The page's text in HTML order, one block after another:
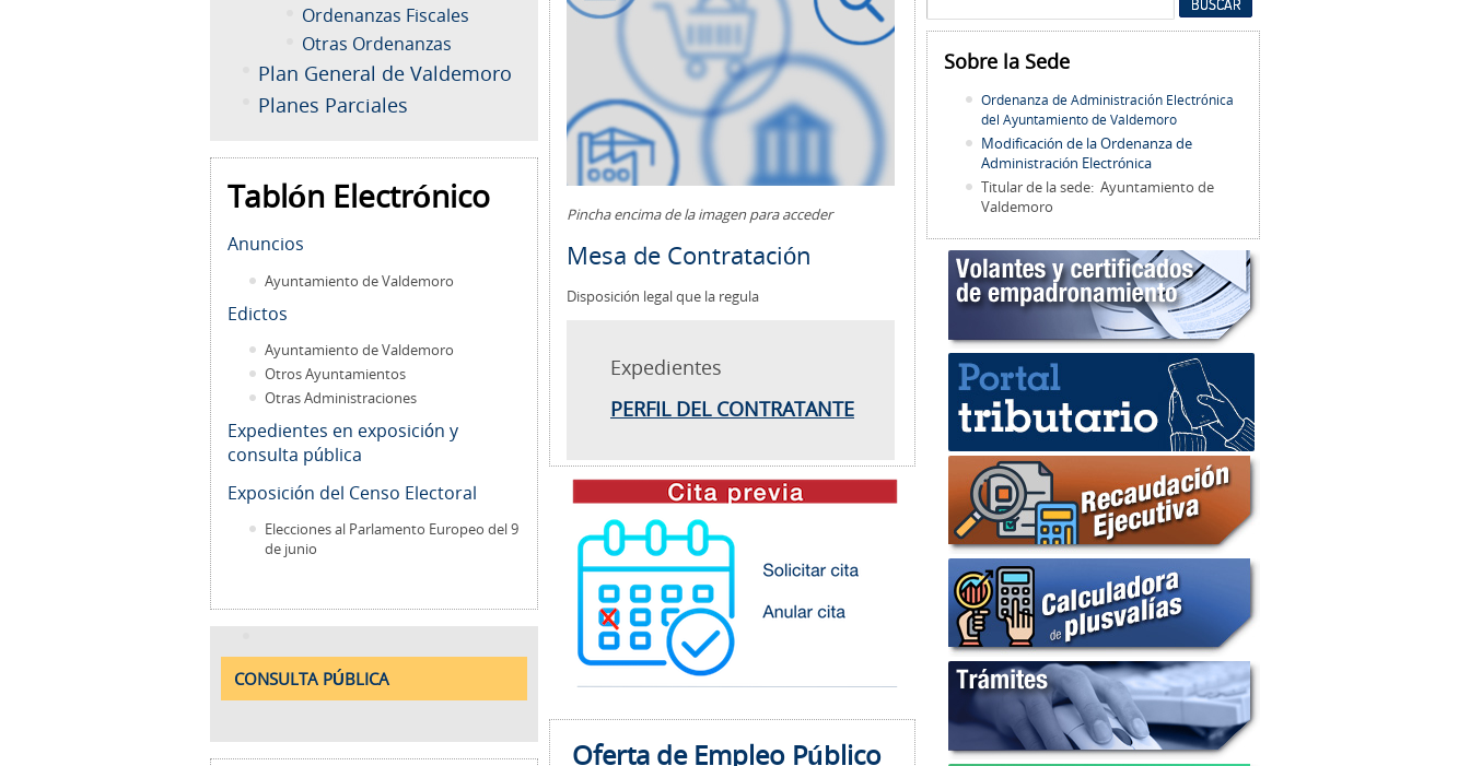
Ordenanzas Fiscales
Otras Ordenanzas
Plan General de Valdemoro
Planes Parciales
Tablón Electrónico
Anuncios
Ayuntamiento de Valdemoro
Edictos
Ayuntamiento de Valdemoro
Otros Ayuntamientos
Otras Administraciones
Expedientes en exposición y
consulta pública
Exposición del Censo Electoral
Elecciones al Parlamento Europeo del 9
de junio
CONSULTA PÚBLICA
Pincha encima de la imagen para acceder
Mesa de Contratación
Disposición legal que la regula
Expedientes
PERFIL DEL CONTRATANTE
Oferta de Empleo Público
Sobre la Sede
Ordenanza de Administración Electrónica
del Ayuntamiento de Valdemoro
Modificación de la Ordenanza de
Administración Electrónica
Titular de la sede: Ayuntamiento de
Valdemoro